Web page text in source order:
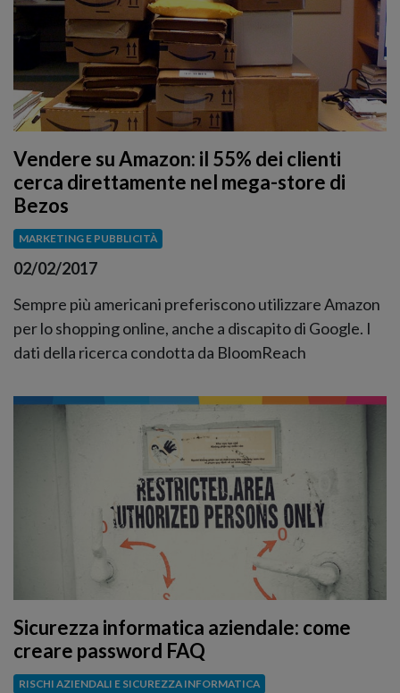
Vendere su Amazon: il 55% dei clienti
cerca direttamente nel mega-store di
Bezos
MARKETING E PUBBLICITÀ
02/02/2017
Sempre più americani preferiscono utilizzare Amazon
per lo shopping online, anche a discapito di Google. I
dati della ricerca condotta da BloomReach
Sicurezza informatica aziendale: come
creare password FAQ
RISCHI AZIENDALI E SICUREZZA INFORMATICA